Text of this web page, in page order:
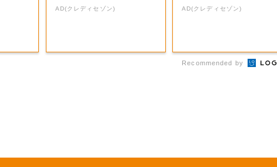
5%
AD(クレディセゾン) AD(クレディセゾン)
Recommended by